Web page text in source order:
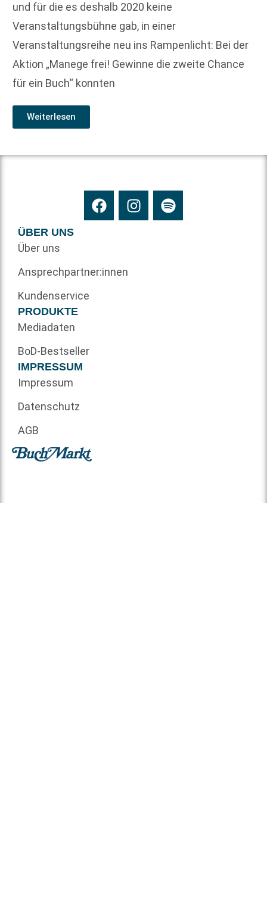
und für die es deshalb 2020 keine
Veranstaltungsbühne gab, in einer
Veranstaltungsreihe neu ins Rampenlicht: Bei der
Aktion „Manege frei! Gewinne die zweite Chance
für ein Buch“ konnten
Weiterlesen
ÜBER UNS
Über uns
Ansprechpartner:innen
Kundenservice
PRODUKTE
Mediadaten
BoD-Bestseller
IMPRESSUM
Impressum
Datenschutz
AGB